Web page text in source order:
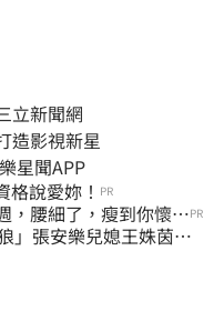
立新聞網
造影視新星
下載娛樂星聞APP
說愛妳！ PR
，腰細了，瘦到你懷疑PR
」張安樂兒媳王姝茵北